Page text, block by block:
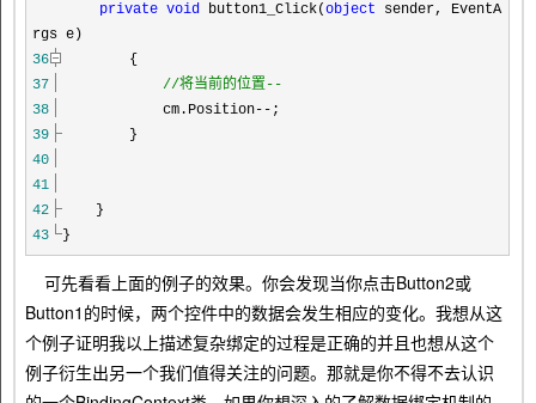
private void button1_Click(object sender, EventA
rgs e)
36
{
37
//将当前的位置--
38
cm.Position-- ;
39
}
40
41
42
}
43
}
可先看看上面的例子的效果。你会发现当你点击Button2或
Button1的时候，两个控件中的数据会发生相应的变化。我想从这
个例子证明我以上描述复杂绑定的过程是正确的并且也想从这个
例子衍生出另一个我们值得关注的问题。那就是你不得不去认识